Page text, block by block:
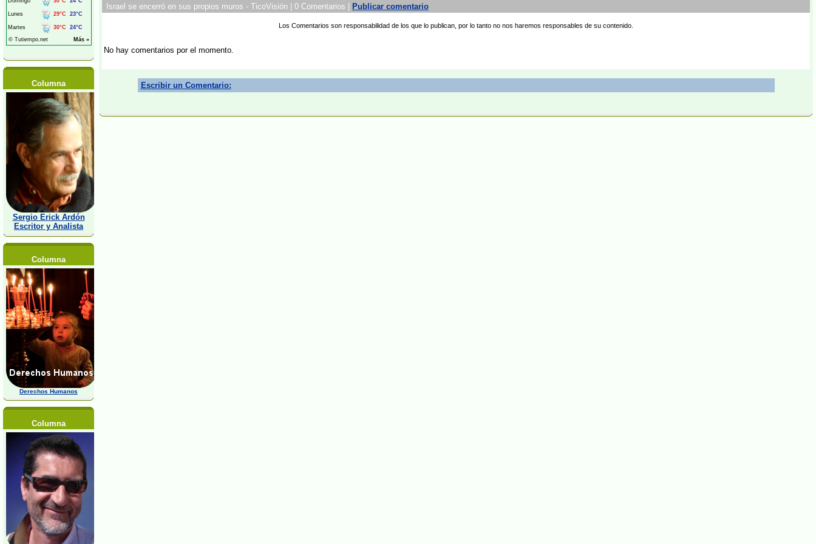
Columna
Sergio Erick Ardón
Escritor y Analista
Columna
Derechos Humanos
Columna
Israel se encerró en sus propios muros - TicoVisión | 0 Comentarios |
Publicar comentario
Los Comentarios son responsabilidad de los que lo publican, por lo tanto no nos haremos responsables de su contenido.
No hay comentarios por el momento.
Escribir un Comentario: